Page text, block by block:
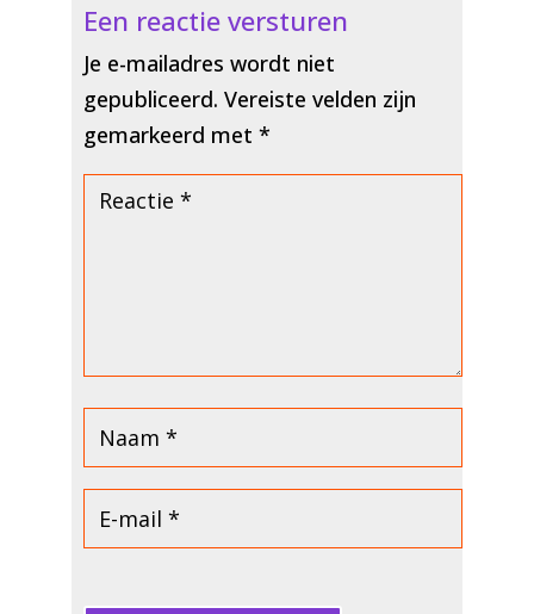
Een reactie versturen
Je e-mailadres wordt niet
gepubliceerd. Vereiste velden zijn
gemarkeerd met *